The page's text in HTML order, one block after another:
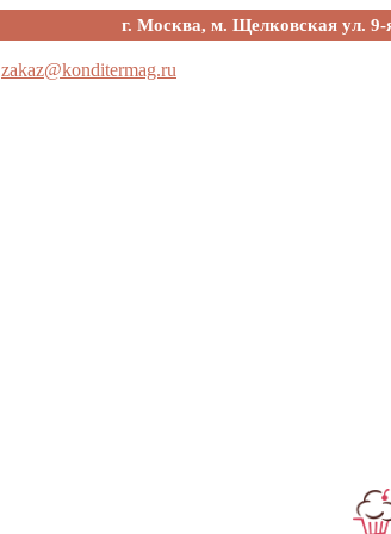
г. Москва, м. Щелковская ул.
zakaz@konditermag.ru